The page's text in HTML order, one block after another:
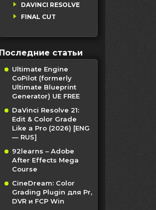
DAVINCI RESOLVE
FINAL CUT
Последние статьи
Ultimate Engine
CoPilot (formerly
Ultimate Blueprint
Generator) UE FREE
DaVinci Resolve 21:
Edit & Color Grade
Like a Pro (2026) [ENG
— RUS]
92learns – Adobe
After Effects Mega
Course
CineDream: Color
Grading Plugin для Pr,
DVR и FCP Win